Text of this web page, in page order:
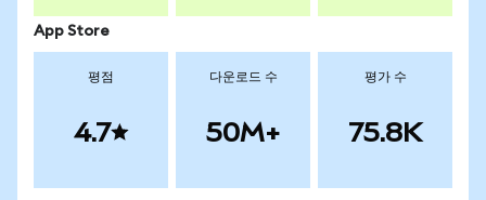
App Store
평점
4.7
다운로드 수
50M+
평가 수
75.8K